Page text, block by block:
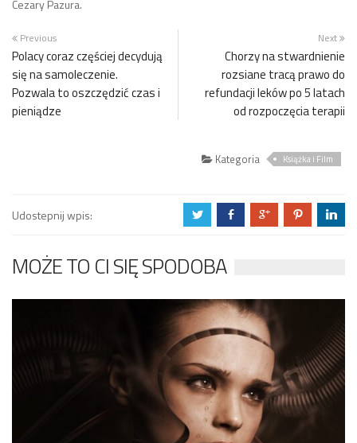
Cezary Pazura.
Previous
Polacy coraz częściej decydują
się na samoleczenie.
Pozwala to oszczędzić czas i
pieniądze
Next
Chorzy na stwardnienie
rozsiane tracą prawo do
refundacji leków po 5 latach
od rozpoczęcia terapii
Kategoria Książka i Film
Udostepnij wpis: a b c d j
MOŻE TO CI SIĘ SPODOBA